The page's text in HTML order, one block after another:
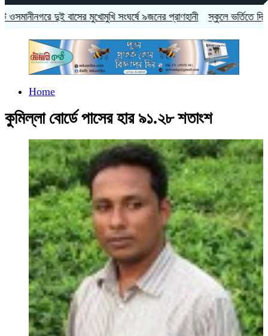
দুই বাসের মুখোমুখি সংঘর্ষে ৯জনের প্রাণহানী স্কুলে ভর্তিতে দ্বিতীয়-
Home
কুমিল্লা বোর্ডে পাসের হার ৯১.২৮ শতাংশ